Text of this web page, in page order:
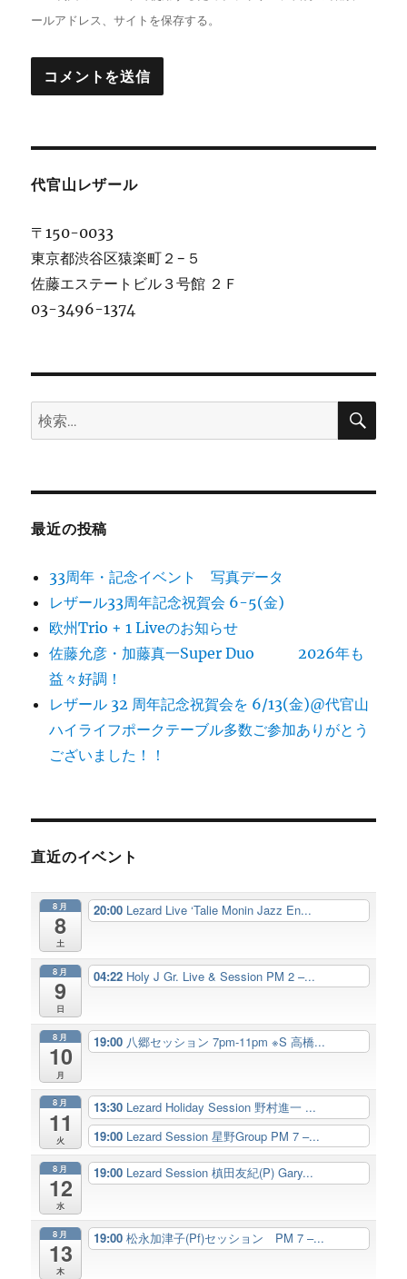
ールアドレス、サイトを保存する。
代官山レザール
〒150-0033
東京都渋谷区猿楽町２−５
佐藤エステートビル３号館 ２Ｆ
03-3496-1374
検
索:
検
最近の投稿
33周年・記念イベント 写真データ
レザール33周年記念祝賀会 6-5(金)
欧州Trio + 1 Liveのお知らせ
佐藤允彦・加藤真一Super Duo 2026年も
益々好調！
レザール 32 周年記念祝賀会を 6/13(金)@代官山
ハイライフポークテーブル多数ご参加ありがとう
ございました！！
直近のイベント
8月
8
土
20:00 Lezard Live ‘Talie Monin Jazz En...
8月
9
日
04:22 Holy J Gr. Live & Session PM 2 –...
8月
10
月
19:00 八郷セッション 7pm-11pm ※S 高橋...
8月
11
火
13:30 Lezard Holiday Session 野村進一 ...
19:00 Lezard Session 星野Group PM 7 –...
8月
12
水
19:00 Lezard Session 槙田友紀(P) Gary...
8月
13
木
19:00松永加津子(Pf)セッション PM 7 –...